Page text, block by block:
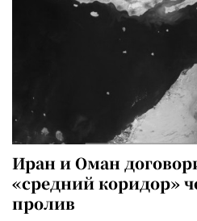
Иран и Оман
«средний коридор»
пролив